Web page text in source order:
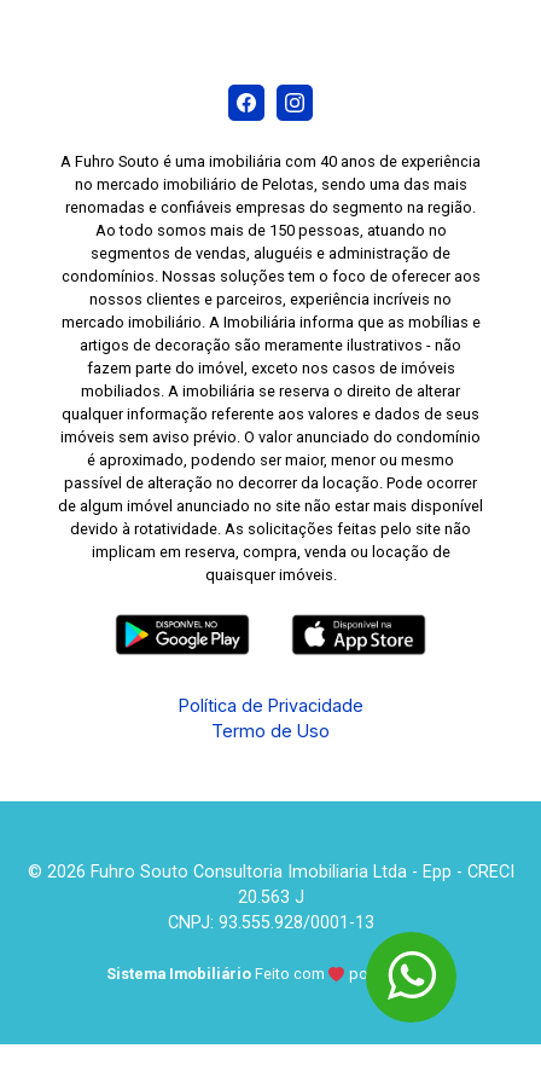
A Fuhro Souto é uma imobiliária com 40 anos de experiência
no mercado imobiliário de Pelotas, sendo uma das mais
renomadas e confiáveis empresas do segmento na região.
Ao todo somos mais de 150 pessoas, atuando no
segmentos de vendas, aluguéis e administração de
condomínios. Nossas soluções tem o foco de oferecer aos
nossos clientes e parceiros, experiência incríveis no
mercado imobiliário. A Imobiliária informa que as mobílias e
artigos de decoração são meramente ilustrativos - não
fazem parte do imóvel, exceto nos casos de imóveis
mobiliados. A imobiliária se reserva o direito de alterar
qualquer informação referente aos valores e dados de seus
imóveis sem aviso prévio. O valor anunciado do condomínio
é aproximado, podendo ser maior, menor ou mesmo
passível de alteração no decorrer da locação. Pode ocorrer
de algum imóvel anunciado no site não estar mais disponível
devido à rotatividade. As solicitações feitas pelo site não
implicam em reserva, compra, venda ou locação de
quaisquer imóveis.
Política de Privacidade
Termo de Uso
© 2026 Fuhro Souto Consultoria Imobiliaria Ltda - Epp - CRECI
20.563 J
CNPJ: 93.555.928/0001-13
Sistema Imobiliário Feito com por KUROLE